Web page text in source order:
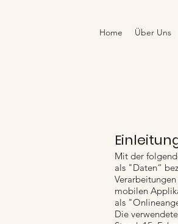
Home Über Uns
Mit der
als "Daten“
mobilen
als
Die